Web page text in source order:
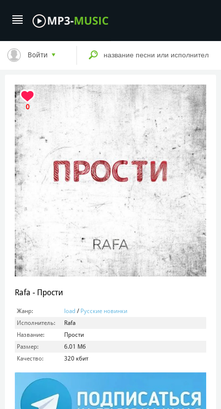
Войти
0
Rafa - Прости
Жанр: load / Русские новинки
Исполнитель:
Rafa
Название:
Прости
Размер:
6.01 Мб
Качество:
320 кбит